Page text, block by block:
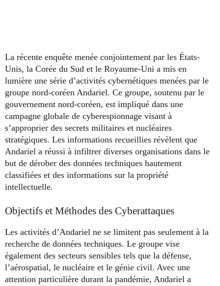
La récente enquête menée conjointement par les États-
Unis, la Corée du Sud et le Royaume-Uni a mis en
lumière une série d’activités cybernétiques menées par le
groupe nord-coréen Andariel. Ce groupe, soutenu par le
gouvernement nord-coréen, est impliqué dans une
campagne globale de cyberespionnage visant à
s’approprier des secrets militaires et nucléaires
stratégiques. Les informations recueillies révèlent que
Andariel a réussi à infiltrer diverses organisations dans le
but de dérober des données techniques hautement
classifiées et des informations sur la propriété
intellectuelle.
Objectifs et Méthodes des Cyberattaques
Les activités d’Andariel ne se limitent pas seulement à la
recherche de données techniques. Le groupe vise
également des secteurs sensibles tels que la défense,
l’aérospatial, le nucléaire et le génie civil. Avec une
attention particulière durant la pandémie, Andariel a